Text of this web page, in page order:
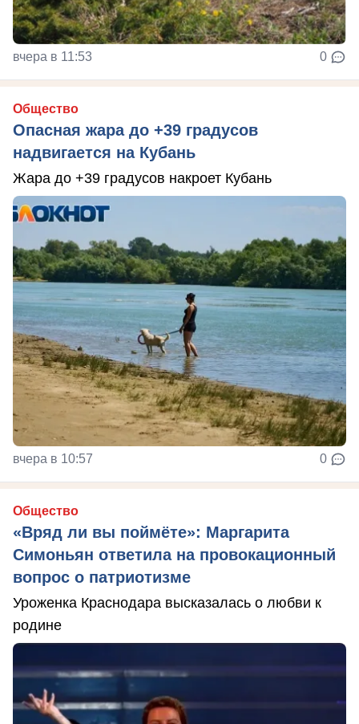
вчера в 11:53 0
Общество
Опасная жара до +39 градусов
надвигается на Кубань
Жара до +39 градусов накроет Кубань
вчера в 10:57 0
Общество
«Вряд ли вы поймёте»: Маргарита
Симоньян ответила на провокационный
вопрос о патриотизме
Уроженка Краснодара высказалась о любви к
родине